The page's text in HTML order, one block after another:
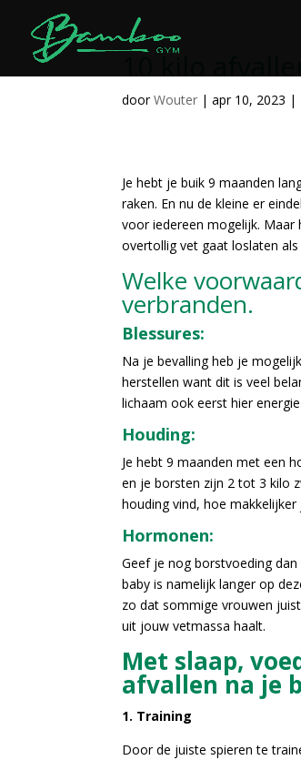
10 kilo
doorWouter |apr 10, 2023 |
Je hebt je buik 9 maanden
raken. En nu de kleine er
voor iedereen mogelijk.
overtollig vet gaat loslaten
Welke
verbranden.
Blessures:
Na je bevalling heb je
herstellen want dit is veel
lichaam ook eerst hier
Houding:
Je hebt 9 maanden met een
en je borsten zijn 2 tot 3 kilo
houding vind, hoe
Hormonen:
Geef je nog borstvoeding
baby is namelijk langer op
zo dat sommige vrouwen
uit jouw vetmassa haalt.
Met slaap,
afvallen na je
1. Training
Door de juiste spieren te